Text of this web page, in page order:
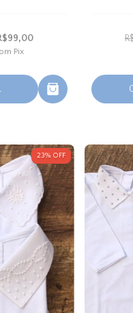
Pix
23% OFF